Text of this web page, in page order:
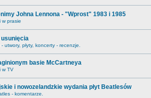
Johna Lennona - "Wprost" 1983 i 1985
w prasie
usunięcia
utwory, płyty, koncerty - recenzje.
basie McCartneya
w TV
i nowozelandzkie wydania płyt Beatlesów
- komentarze.